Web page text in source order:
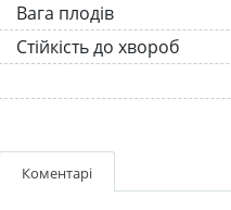
Вага плодів
Стійкість до хвороб
Коментарі